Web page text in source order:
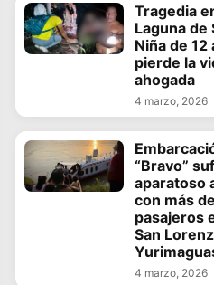
Tragedia
Laguna de
Niña de 12
pierde la
ahogada
4 marzo, 2026
“Bravo”
aparatoso
con más
pasajeros
San
4 marzo, 2026